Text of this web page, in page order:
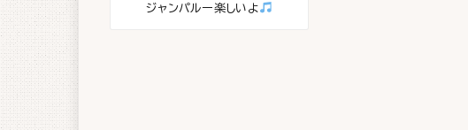
ジャンパルー楽しいよ